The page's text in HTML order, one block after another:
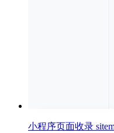
小程序页面收录